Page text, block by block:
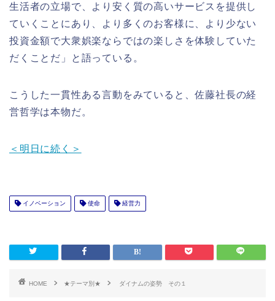
生活者の立場で、より安く質の高いサービスを提供し
ていくことにあり、より多くのお客様に、より少ない
投資金額で大衆娯楽ならではの楽しさを体験していた
だくことだ」と語っている。
こうした一貫性ある言動をみていると、佐藤社長の経
営哲学は本物だ。
＜明日に続く＞
イノベーション 使命 経営力
HOME ★テーマ別★ ダイナムの姿勢 その１